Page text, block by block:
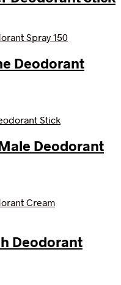
Deodorant
Deodorant
Deodorant